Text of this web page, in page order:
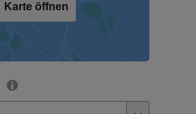
Karte öffnen